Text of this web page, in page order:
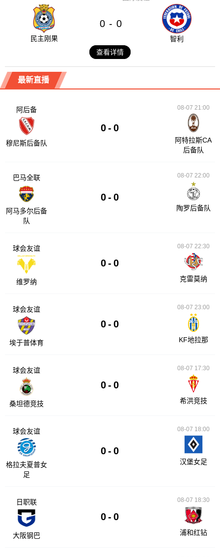
民主刚果
0 - 0
智利
查看详情
最新直播
阿后备
穆尼斯后备队
0 - 0
08-07 21:00
阿特拉斯CA
后备队
巴马全联
阿马多尔后备
队
0 - 0
08-07 22:00
陶罗后备队
球会友谊
维罗纳
0 - 0
08-07 22:30
克雷莫纳
球会友谊
埃于普体育
0 - 0
08-07 23:00
KF地拉那
球会友谊
桑坦德竞技
0 - 0
08-07 17:30
希洪竞技
球会友谊
格拉夫夏普女
足
0 - 0
08-07 18:00
汉堡女足
日职联
大阪钢巴
0 - 0
08-07 18:30
浦和红钻